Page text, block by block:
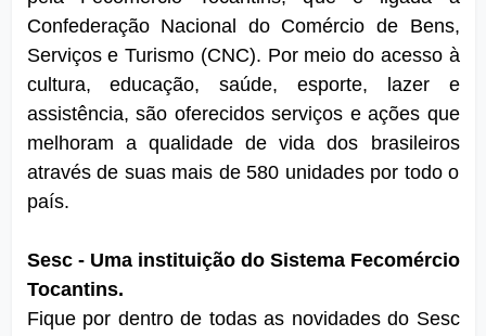
Confederação Nacional do Comércio de Bens,
Serviços e Turismo (CNC). Por meio do acesso à
cultura, educação, saúde, esporte, lazer e
assistência, são oferecidos serviços e ações que
melhoram a qualidade de vida dos brasileiros
através de suas mais de 580 unidades por todo o
país.
Sesc - Uma instituição do Sistema Fecomércio
Tocantins.
Fique por dentro de todas as novidades do Sesc